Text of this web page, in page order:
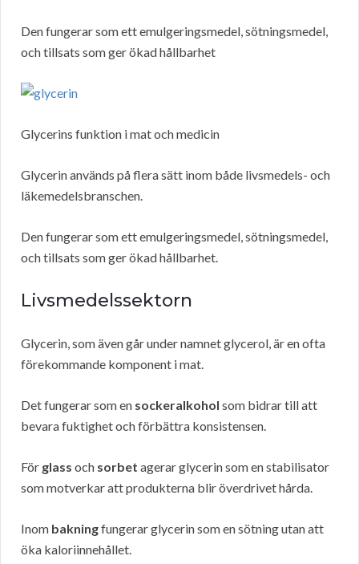
Den fungerar som ett emulgeringsmedel, sötningsmedel,
och tillsats som ger ökad hållbarhet
Glycerins funktion i mat och medicin
Glycerin används på flera sätt inom både livsmedels- och
läkemedelsbranschen.
Den fungerar som ett emulgeringsmedel, sötningsmedel,
och tillsats som ger ökad hållbarhet.
Livsmedelssektorn
Glycerin, som även går under namnet glycerol, är en ofta
förekommande komponent i mat.
Det fungerar som en sockeralkohol som bidrar till att
bevara fuktighet och förbättra konsistensen.
För glass och sorbet agerar glycerin som en stabilisator
som motverkar att produkterna blir överdrivet hårda.
Inom bakningfungerar glycerin som en sötning utan att
öka kaloriinnehållet.